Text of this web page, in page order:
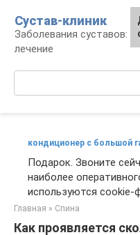
контенту
Сустав-клиник
Заболевания суставов:
лечение
кондиционер с большой
Подарок. Звоните
наиболее
используются cookie-
Главная » Спина
Как проявляется